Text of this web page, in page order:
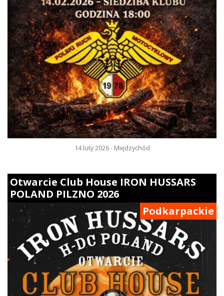
14 luty 2026 - Międzychód
Otwarcie Club House IRON HUSSARS
POLAND PILZNO 2026
Podkarpackie